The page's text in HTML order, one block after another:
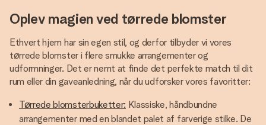
Oplev magien ved tørrede blomster
Ethvert hjem har sin egen stil, og derfor tilbyder vi vores
tørrede blomster i flere smukke arrangementer og
udformninger. Det er nemt at finde det perfekte match til dit
rum eller din gaveanledning, når du udforsker vores favoritter:
Tørrede blomsterbuketter: Klassiske, håndbundne
arrangementer med en blandet palet af farverige stilke. De